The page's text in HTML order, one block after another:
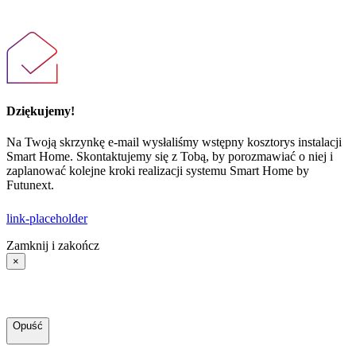
Dziękujemy!
Na Twoją skrzynkę e-mail wysłaliśmy wstępny kosztorys instalacji
Smart Home. Skontaktujemy się z Tobą, by porozmawiać o niej i
zaplanować kolejne kroki realizacji systemu Smart Home by
Futunext.
link-placeholder
Zamknij i zakończ
×
Opuść